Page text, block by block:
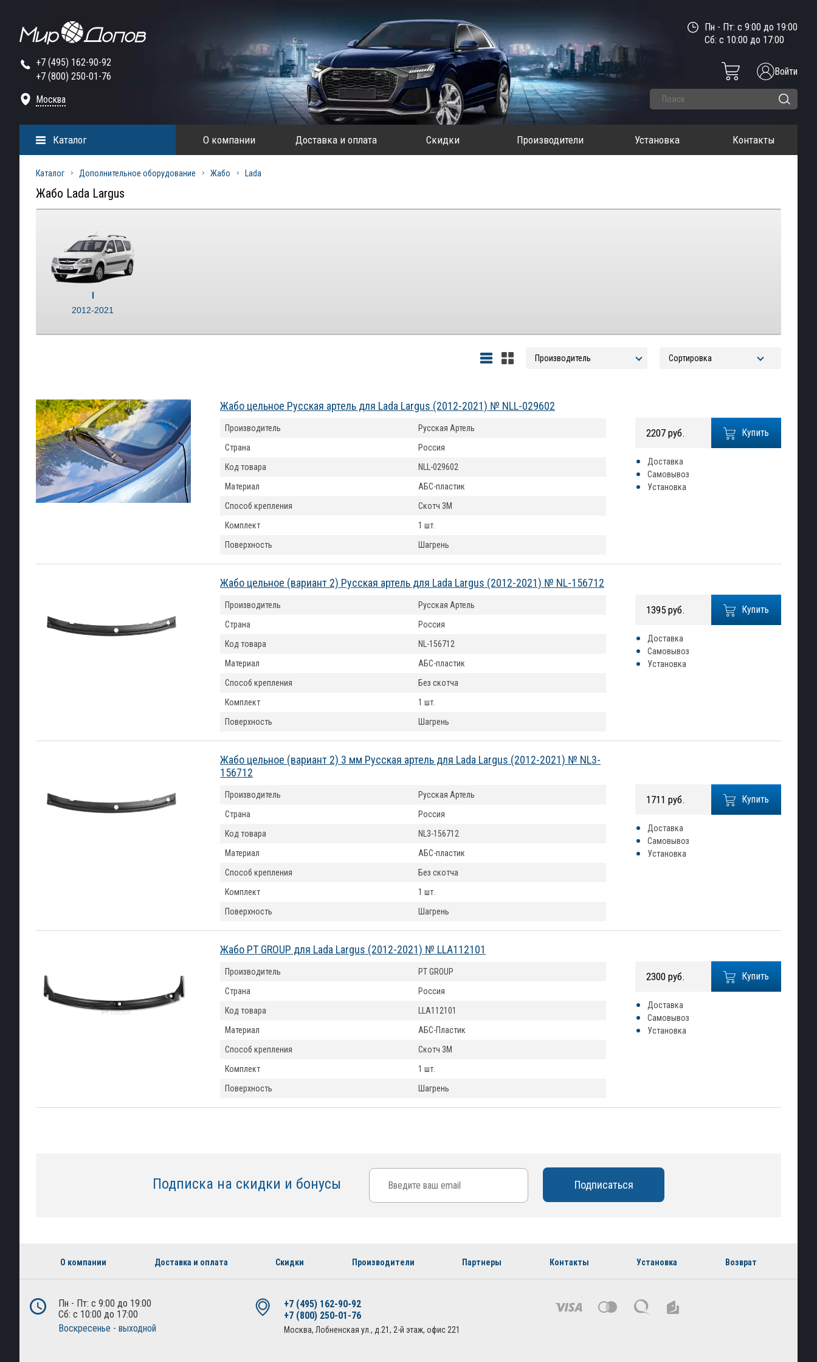
+7 (495) 162-90-92
+7 (800) 250-01-76
Москва
Пн - Пт: с 9:00 до 19:00
Сб: с 10:00 до 17:00
Войти
О компании Доставка и оплата Скидки Производители Установка Контакты
Каталог
Каталог Дополнительное оборудование Жабо Lada
Жабо Lada Largus
I
2012-2021
Жабо цельное Русская артель для Lada Largus (2012-2021) № NLL-029602
Купить
2207 руб.
Доставка
Самовывоз
Установка
Производитель
Русская Артель
Страна
Россия
Код товара
NLL-029602
Материал
АБС-пластик
Способ крепления
Скотч 3М
Комплект
1 шт.
Поверхность
Шагрень
Жабо цельное (вариант 2) Русская артель для Lada Largus (2012-2021) № NL-156712
Купить
1395 руб.
Доставка
Самовывоз
Установка
Производитель
Русская Артель
Страна
Россия
Код товара
NL-156712
Материал
АБС-пластик
Способ крепления
Без скотча
Комплект
1 шт.
Поверхность
Шагрень
Жабо цельное (вариант 2) 3 мм Русская артель для Lada Largus (2012-2021) № NL3-
156712
Купить
1711 руб.
Доставка
Самовывоз
Установка
Производитель
Русская Артель
Страна
Россия
Код товара
NL3-156712
Материал
АБС-пластик
Способ крепления
Без скотча
Комплект
1 шт.
Поверхность
Шагрень
Жабо PT GROUP для Lada Largus (2012-2021) № LLA112101
Купить
2300 руб.
Доставка
Самовывоз
Установка
Производитель
PT GROUP
Страна
Россия
Код товара
LLA112101
Материал
АБС-Пластик
Способ крепления
Скотч 3М
Комплект
1 шт.
Поверхность
Шагрень
Подписка на скидки и бонусы
О компании Доставка и оплата Скидки Производители Партнеры Контакты Установка Возврат
Пн - Пт: с 9:00 до 19:00
Сб: с 10:00 до 17:00
Воскресенье - выходной
+7 (495) 162-90-92
+7 (800) 250-01-76
Москва, Лобненская ул., д.21, 2-й этаж, офис 221